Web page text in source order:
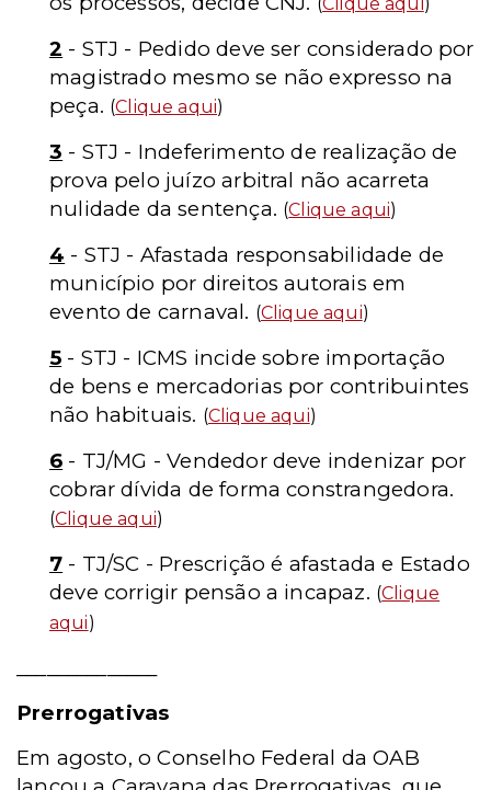
2 - STJ - Pedido deve ser considerado por
magistrado mesmo se não expresso na
peça. (Clique aqui)
3 - STJ - Indeferimento de realização de
prova pelo juízo arbitral não acarreta
nulidade da sentença. (Clique aqui)
4 - STJ - Afastada responsabilidade de
município por direitos autorais em
evento de carnaval. (Clique aqui)
5 - STJ - ICMS incide sobre importação
de bens e mercadorias por contribuintes
não habituais. (Clique aqui)
6 - TJ/MG - Vendedor deve indenizar por
cobrar dívida de forma constrangedora.
(Clique aqui)
7 - TJ/SC - Prescrição é afastada e Estado
deve corrigir pensão a incapaz. (Clique
aqui)
Prerrogativas
Em agosto, o Conselho Federal da OAB